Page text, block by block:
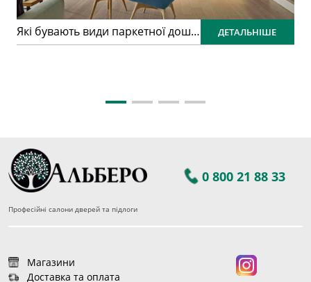
Які бувають види паркетної дошки та в чому їх особливості? ДЕТАЛЬНІШЕ
0 800 21 88 33
Професійні салони дверей та підлоги
Магазини
Доставка та оплата